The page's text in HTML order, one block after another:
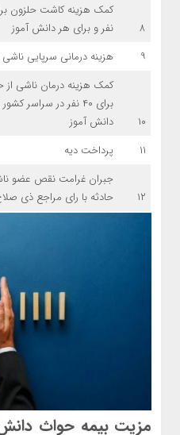
۸
نفر و برای هر دانش آموز
۹
هزینه درمانی سرپایی ناشی
۱۰
کمک هزینه درمان ناشی از
برای ۴۰ نفر در سراسر
دانش آموز
۱۱
پرداخت دیه
۱۲
جبران غرامت نقص عضو
حادثه با رای مراجع ذی
مزیت بیمه حواث